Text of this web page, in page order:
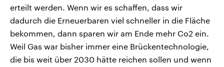
erteilt werden. Wenn wir es schaffen, dass wir
dadurch die Erneuerbaren viel schneller in die Fläche
bekommen, dann sparen wir am Ende mehr Co2 ein.
Weil Gas war bisher immer eine Brückentechnologie,
die bis weit über 2030 hätte reichen sollen und wenn